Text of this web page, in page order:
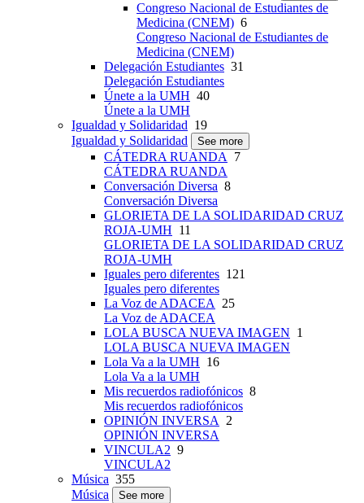
Congreso Nacional de Estudiantes de
Medicina (CNEM) 6
Congreso Nacional de Estudiantes de
Medicina (CNEM)
Delegación Estudiantes 31
Delegación Estudiantes
Únete a la UMH 40
Únete a la UMH
Igualdad y Solidaridad 19
Igualdad y Solidaridad
See more
CÁTEDRA RUANDA
7
CÁTEDRA RUANDA
Conversación Diversa 8
Conversación Diversa
GLORIETA DE LA SOLIDARIDAD CRUZ
ROJA-UMH 11
GLORIETA DE LA SOLIDARIDAD CRUZ
ROJA-UMH
Iguales pero diferentes 121
Iguales pero diferentes
La Voz de ADACEA
25
La Voz de ADACEA
LOLA BUSCA NUEVA IMAGEN 1
LOLA BUSCA NUEVA IMAGEN
Lola Va a la UMH 16
Lola Va a la UMH
Mis recuerdos radiofónicos 8
Mis recuerdos radiofónicos
OPINIÓN INVERSA
2
OPINIÓN INVERSA
VINCULA2 9
VINCULA2
Música 355
Música
See more